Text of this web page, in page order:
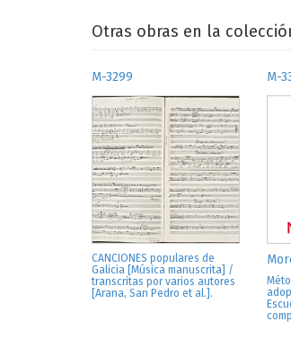
Otras obras en la
M-3299
CANCIONES populares de
Galicia [Música manuscrita] /
transcritas por varios autores
[Arana, San Pedro et al.].
M-